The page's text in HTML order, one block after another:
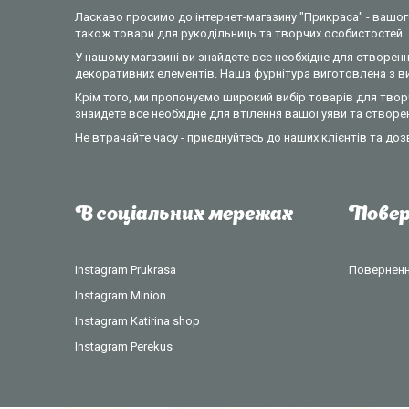
Ласкаво просимо до інтернет-магазину "Прикраса" -
також товари для рукодільниць та творчих особистостей.
У нашому магазині ви знайдете все необхідне для
декоративних елементів. Наша фурнітура виготовлена з
Крім того, ми пропонуємо широкий вибір товарів для
знайдете все необхідне для втілення вашої уяви та
Не втрачайте часу - приєднуйтесь до наших клієнтів та
В соціальних мережах
Instagram Prukrasa
Instagram Minion
Instagram Katirina shop
Instagram Perekus